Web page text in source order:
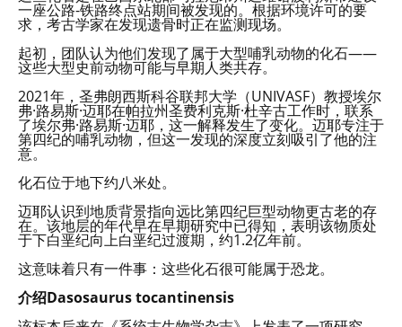
一座公路-铁路终点站期间被发现的。根据环境许可的要
求，考古学家在发现遗骨时正在监测现场。
起初，团队认为他们发现了属于大型哺乳动物的化石——
这些大型史前动物可能与早期人类共存。
2021年，圣弗朗西斯科谷联邦大学（UNIVASF）教授埃尔
弗·路易斯·迈耶在帕拉州圣费利克斯·杜辛古工作时，联系
了埃尔弗·路易斯·迈耶，这一解释发生了变化。迈耶专注于
第四纪的哺乳动物，但这一发现的深度立刻吸引了他的注
意。
化石位于地下约八米处。
迈耶认识到地质背景指向远比第四纪巨型动物更古老的存
在。该地层的年代早在早期研究中已得知，表明该物质处
于下白垩纪向上白垩纪过渡期，约1.2亿年前。
这意味着只有一件事：这些化石很可能属于恐龙。
介绍Dasosaurus tocantinensis